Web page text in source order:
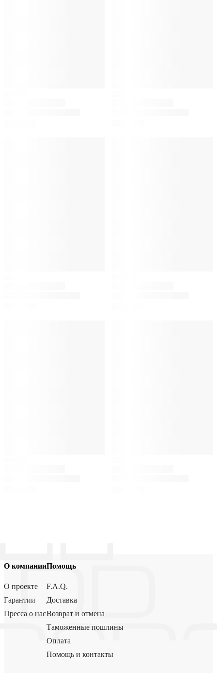
О компании
О проекте
Гарантии
Пресса о нас
Помощь
F.A.Q.
Доставка
Возврат и отмена
Таможенные пошлины
Оплата
Помощь и контакты